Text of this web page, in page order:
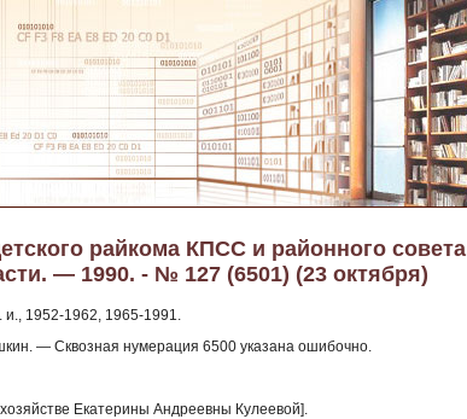
райкома КПСС и районного совета
— 1990. - № 127 (6501) (23 октября)
и., 1952-1962, 1965-1991.
— Сквозная нумерация 6500 указана ошибочно.
Екатерины Андреевны Кулеевой].